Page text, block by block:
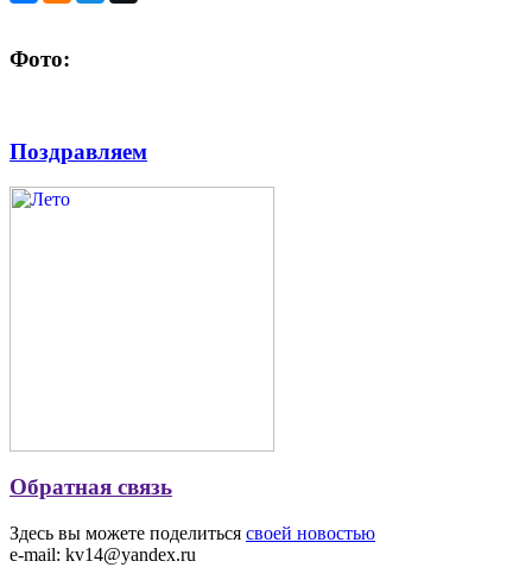
Фото:
Поздравляем
Обратная связь
Здесь вы можете поделиться своей новостью
e-mail: kv14@yandex.ru